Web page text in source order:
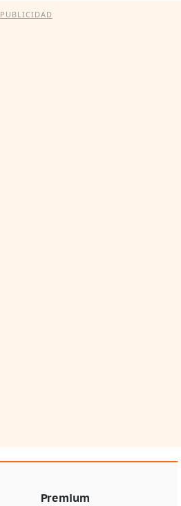
PUBLICIDAD
Premium